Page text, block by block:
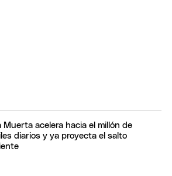
Muerta acelera hacia el millón de
diarios y ya proyecta el salto